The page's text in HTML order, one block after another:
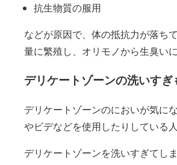
抗生物質の服用
などが原因で、 体の抵抗力が落ち
量に繁殖し、オリモノから生臭い
デリケートゾーンの洗いす
デリケートゾーンのにおいが気に
やビデなどを使用したりしている
デリケートゾーンを洗いすぎてし